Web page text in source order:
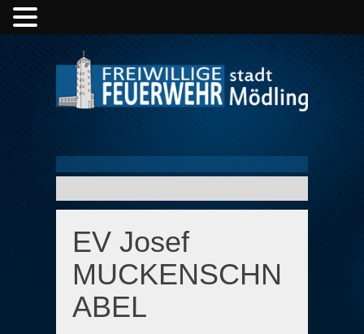
EV Josef
MUCKENSCHN
ABEL